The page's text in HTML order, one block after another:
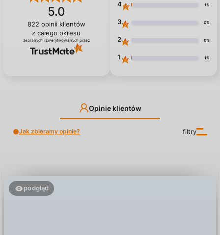
5.0
822 opinii klientów
z całego okresu
zebranych i zweryfikowanych przez
4 1%
3 0%
2 0%
1 1%
Opinie klientów
filtry
Jak zbieramy opinie?
podgląd